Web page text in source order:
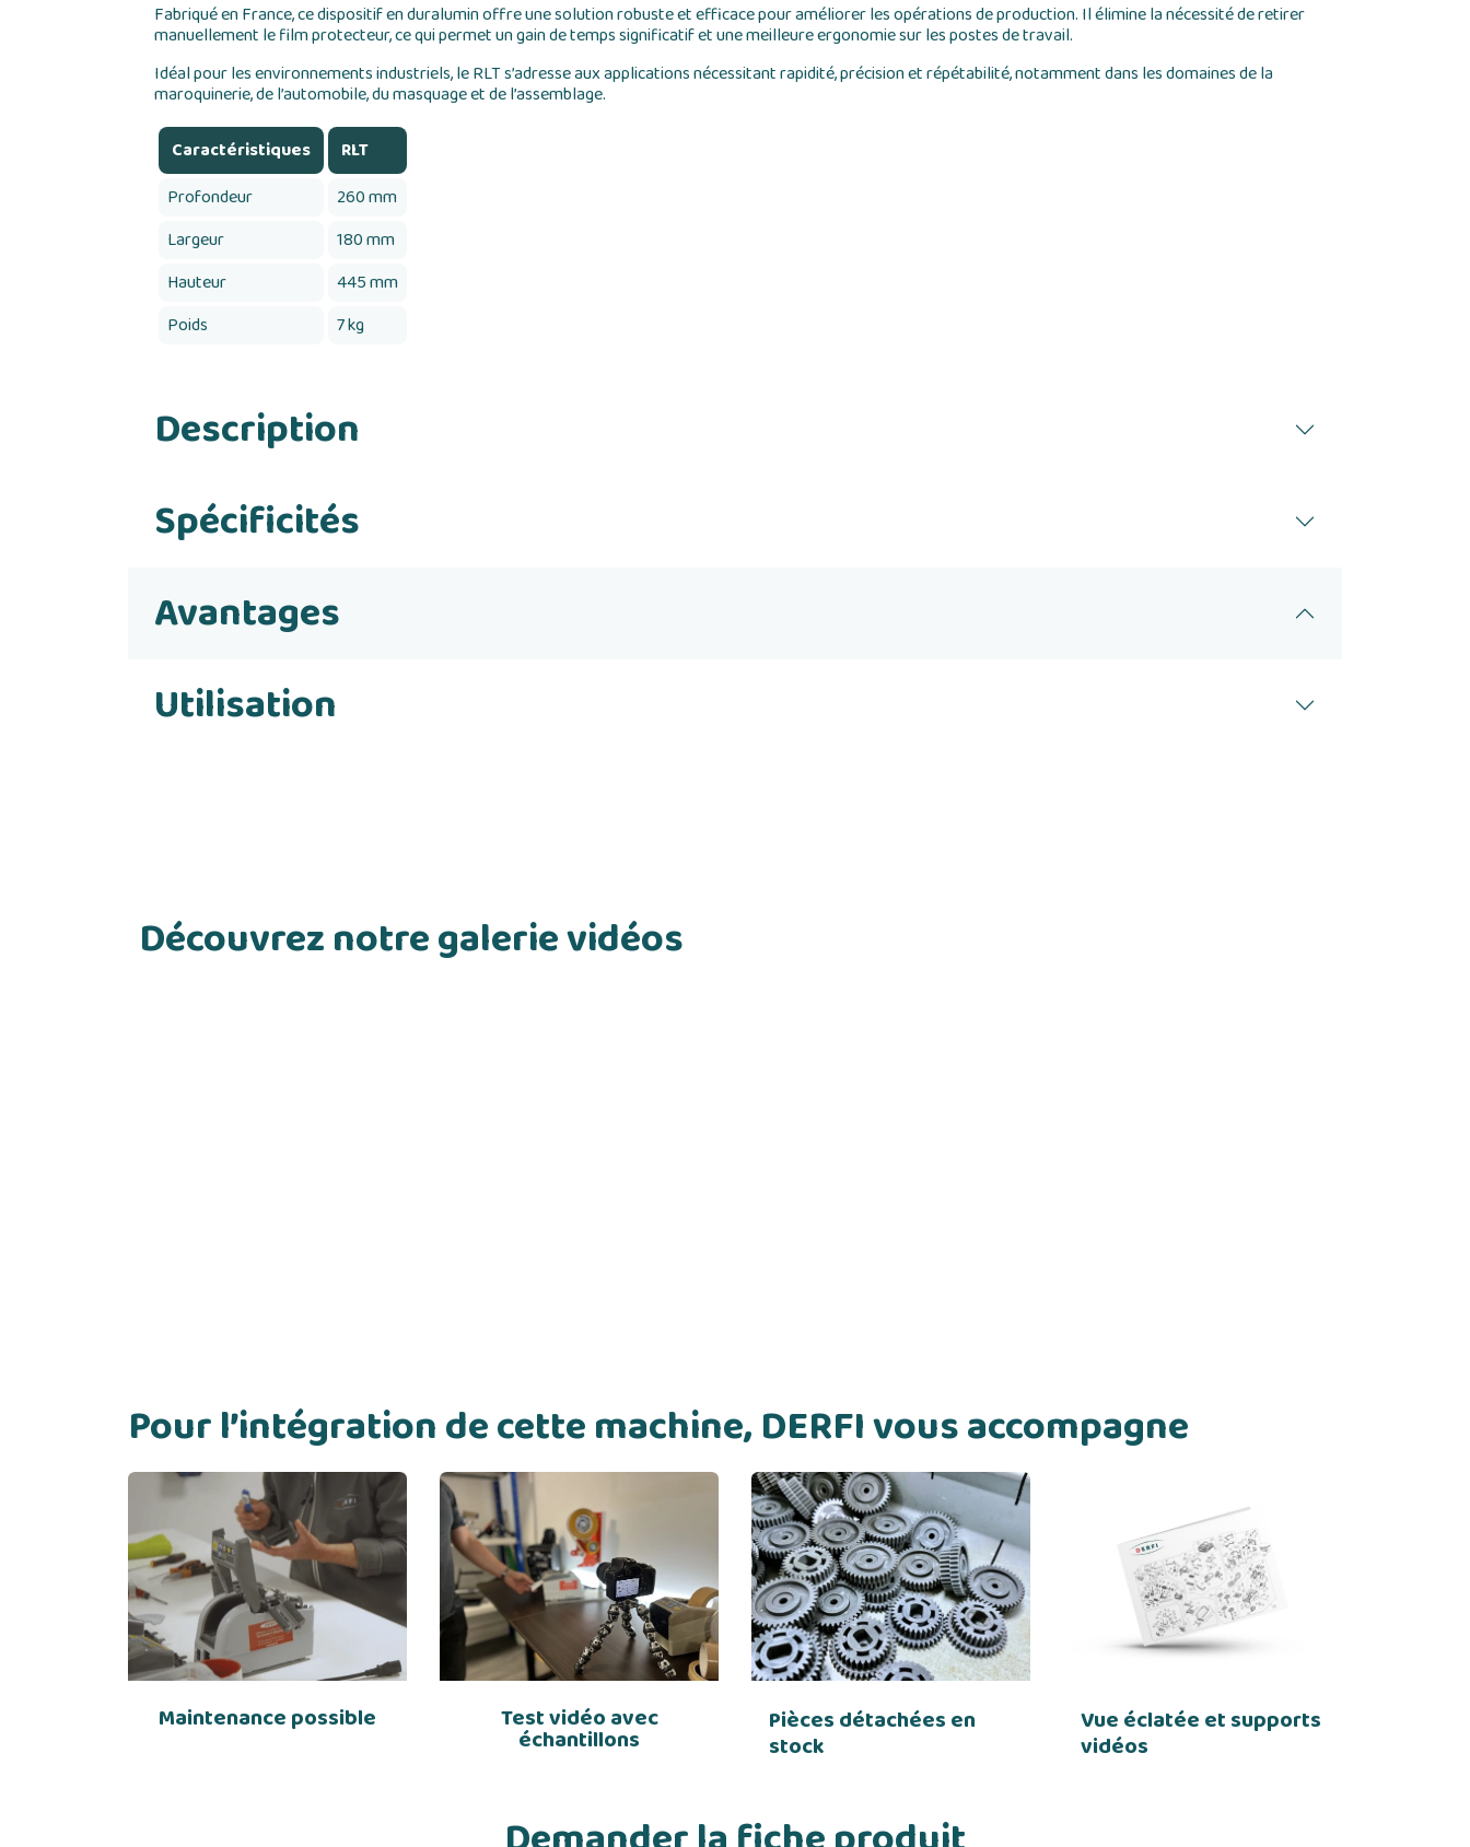
Fabriqué en France, ce dispositif en duralumin offre une solution robuste et efficace pour améliorer les opérations de production. Il élimine la nécessité de retirer
manuellement le film protecteur, ce qui permet un gain de temps significatif et une meilleure ergonomie sur les postes de travail.
Idéal pour les environnements industriels, le RLT s’adresse aux applications nécessitant rapidité, précision et répétabilité, notamment dans les domaines de la
maroquinerie, de l’automobile, du masquage et de l’assemblage.
Caractéristiques
RLT
Profondeur
260 mm
Largeur
180 mm
Hauteur
445 mm
Poids
7 kg
Description
Spécificités
Avantages
Utilisation
Découvrez notre galerie vidéos
Pour l’intégration de cette machine, DERFI vous accompagne
Maintenance possible Test vidéo avec
échantillons
Pièces détachées en
stock
Vue éclatée et supports
vidéos